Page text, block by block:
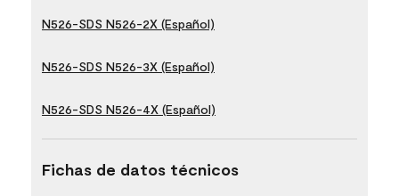
N526-SDS N526-2X (Español)
N526-SDS N526-3X (Español)
N526-SDS N526-4X (Español)
Fichas de datos técnicos